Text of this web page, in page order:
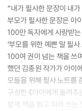
★아이와 함께하는 하루
“내가 필사한 문장이 내
부모가 필사한 문장은 아
100만 독자에게 사랑받는
‘부모를 위한 예쁜 말 필사
100여 권이 넘는 책을 쓰
했던 김종원 작가가 아이
모들을 위해 필사 노트를
구성한 《아이에게 들려
함께 책을 읽고 따라 쓰는